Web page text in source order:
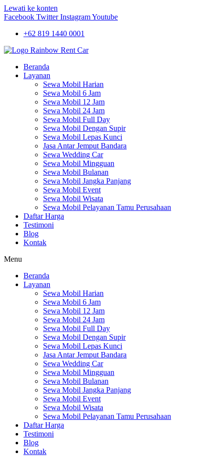
Lewati ke konten
Facebook Twitter InstagramYoutube
+62 819 1440 0001
Beranda
Layanan
Sewa Mobil Harian
Sewa Mobil 6 Jam
Sewa Mobil 12 Jam
Sewa Mobil 24 Jam
Sewa Mobil Full Day
Sewa Mobil Dengan Supir
Sewa Mobil Lepas Kunci
Jasa Antar Jemput Bandara
Sewa Wedding Car
Sewa Mobil Mingguan
Sewa Mobil Bulanan
Sewa Mobil Jangka Panjang
Sewa Mobil Event
Sewa Mobil Wisata
Sewa Mobil Pelayanan Tamu Perusahaan
Daftar Harga
Testimoni
Blog
Kontak
Menu
Beranda
Layanan
Sewa Mobil Harian
Sewa Mobil 6 Jam
Sewa Mobil 12 Jam
Sewa Mobil 24 Jam
Sewa Mobil Full Day
Sewa Mobil Dengan Supir
Sewa Mobil Lepas Kunci
Jasa Antar Jemput Bandara
Sewa Wedding Car
Sewa Mobil Mingguan
Sewa Mobil Bulanan
Sewa Mobil Jangka Panjang
Sewa Mobil Event
Sewa Mobil Wisata
Sewa Mobil Pelayanan Tamu Perusahaan
Daftar Harga
Testimoni
Blog
Kontak